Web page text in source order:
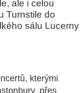
ale i celou
Turnstile do
sálu Lucerny
kterými
přes